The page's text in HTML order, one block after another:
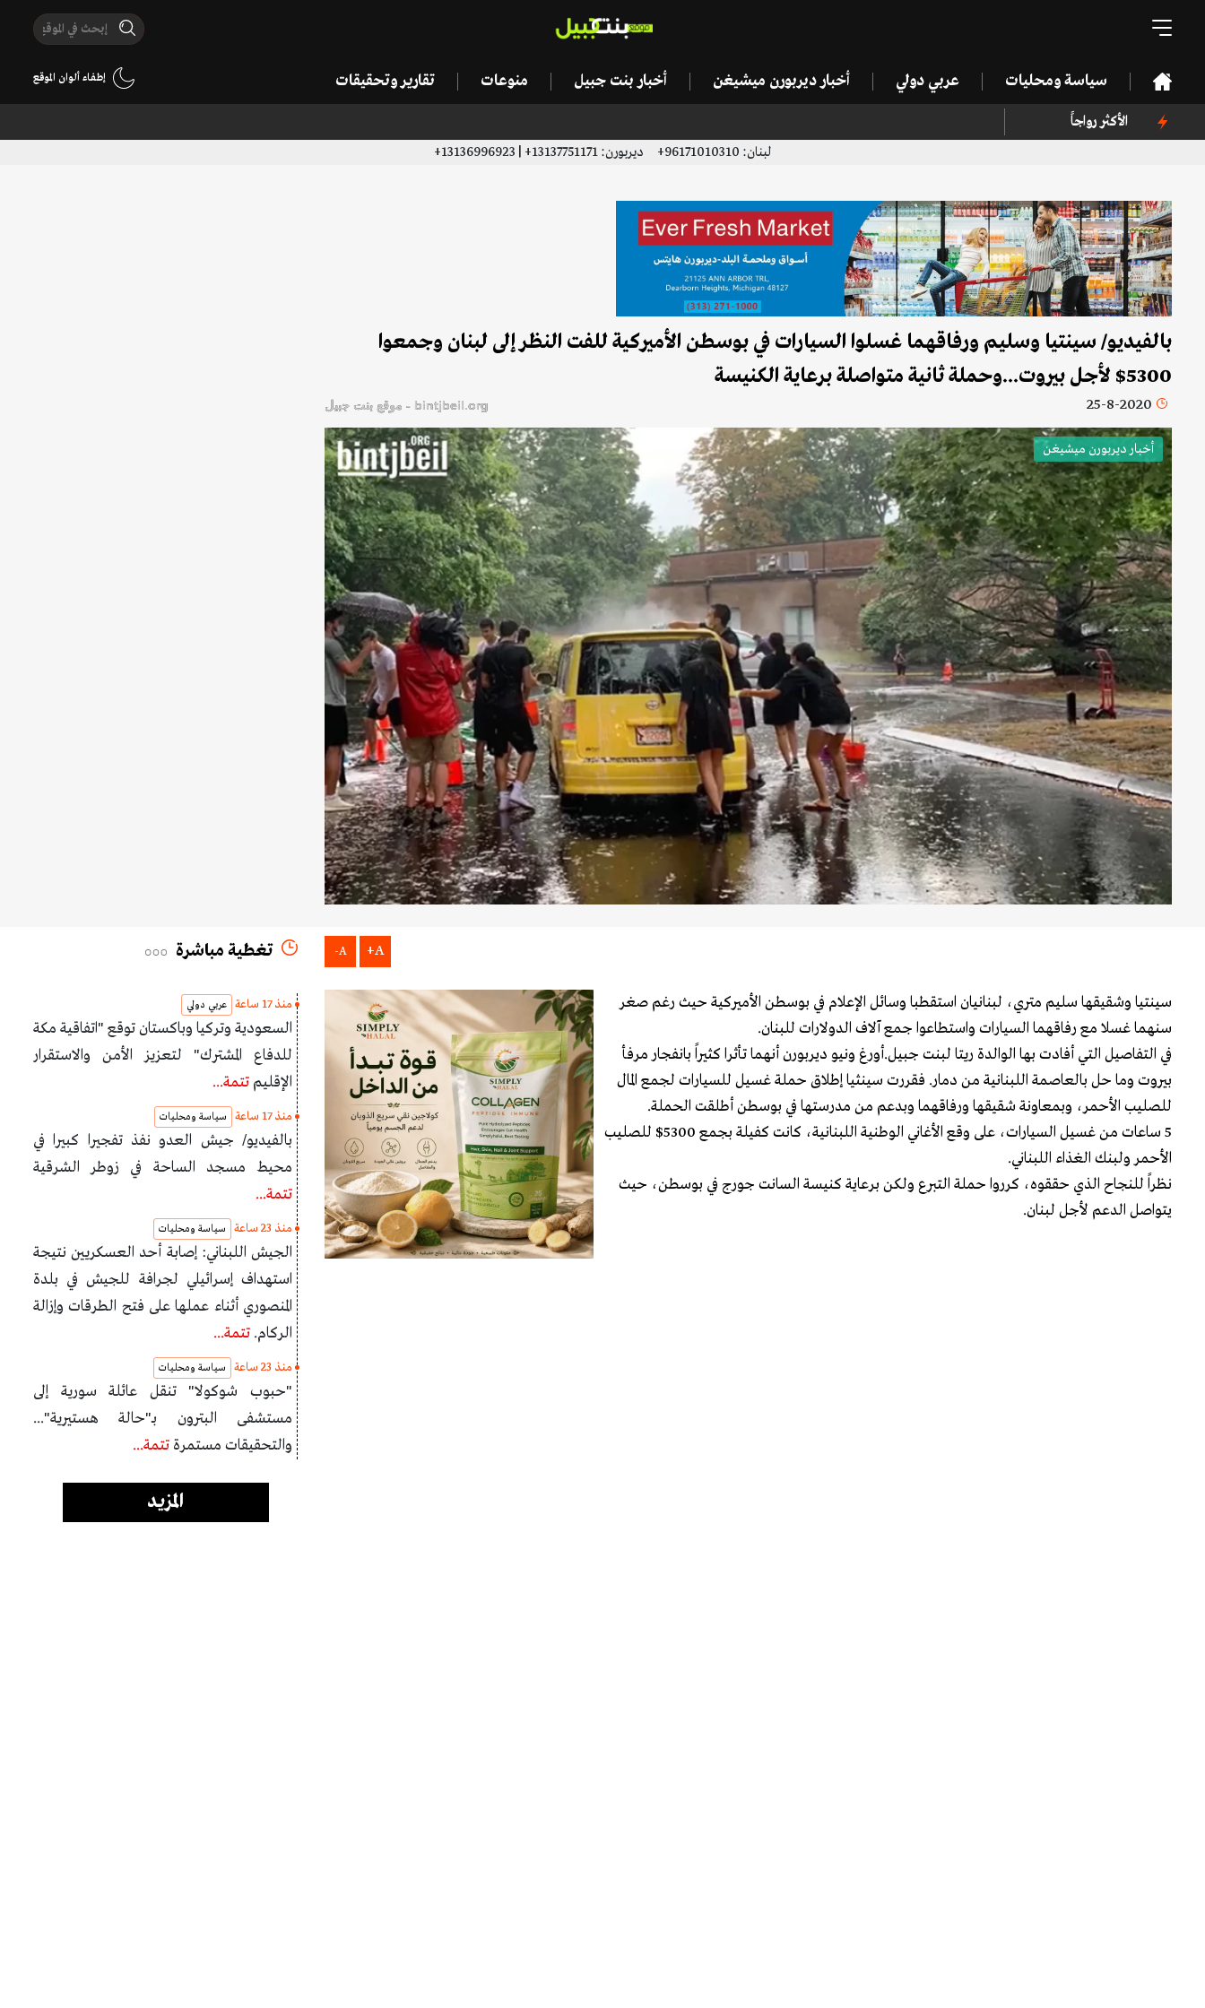
سياسة ومحليات عربي دولي أخبار ديربورن ميشيغن أخبار بنت جبيل منوعات تقارير وتحقيقات إطفاء ألوان الموقع
الأكثر رواجاً
لبنان: 96171010310+ ديربورن: 13137751171+ | 13136996923+
بالفيديو/ سينتيا وسليم ورفاقهما غسلوا السيارات في بوسطن الأميركية للفت النظر إلى لبنان وجمعوا
5300$ لأجل بيروت...وحملة ثانية متواصلة برعاية الكنيسة
25-8-2020 bintjbeil.org - موقع بنت جبيل
أخبار ديربورن ميشيغن
A+
A-
سينتيا وشقيقها سليم متري، لبنانيان استقطبا وسائل الإعلام في بوسطن الأميركية حيث رغم صغر
سنهما غسلا مع رفاقهما السيارات واستطاعوا جمع آلاف الدولارات للبنان.
في التفاصيل التي أفادت بها الوالدة ريتا لبنت جبيل.أورغ ونيو ديربورن أنهما تأثرا كثيراً بانفجار مرفأ
بيروت وما حل بالعاصمة اللبنانية من دمار. فقررت سينثيا إطلاق حملة غسيل للسيارات لجمع المال
للصليب الأحمر، وبمعاونة شقيقها ورفاقهما وبدعم من مدرستها في بوسطن أطلقت الحملة.
5 ساعات من غسيل السيارات، على وقع الأغاني الوطنية اللبنانية، كانت كفيلة بجمع 5300$ للصليب
الأحمر ولبنك الغذاء اللبناني.
نظراً للنجاح الذي حققوه، كرروا حملة التبرع ولكن برعاية كنيسة السانت جورج في بوسطن، حيث
يتواصل الدعم لأجل لبنان.
تغطية مباشرة
منذ 17 ساعة عربي دولي
السعودية وتركيا وباكستان توقع "اتفاقية مكة
للدفاع المشترك" لتعزيز الأمن والاستقرار
الإقليم تتمة...
منذ 17 ساعة سياسة ومحليات
بالفيديو/ جيش العدو نفذ تفجيرا كبيرا في
محيط مسجد الساحة في زوطر الشرقية
تتمة...
منذ 23 ساعة سياسة ومحليات
الجيش اللبناني: إصابة أحد العسكريين نتيجة
استهداف إسرائيلي لجرافة للجيش في بلدة
المنصوري أثناء عملها على فتح الطرقات وإزالة
الركام. تتمة...
منذ 23 ساعة سياسة ومحليات
"حبوب شوكولا" تنقل عائلة سورية إلى
مستشفى البترون بـ"حالة هستيرية"...
والتحقيقات مستمرة تتمة...
المزيد